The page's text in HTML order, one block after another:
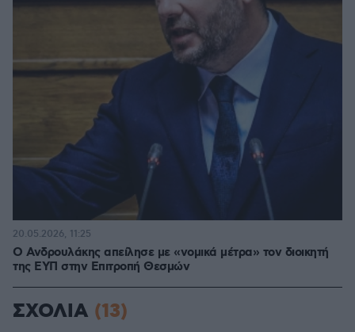
Ο Ανδρουλάκης απείλησε με «νομικά μέτρα» τον διοικητή
της ΕΥΠ στην Επιτροπή Θεσμών
20.05.2026, 11:25
ΣΧΟΛΙΑ (13)